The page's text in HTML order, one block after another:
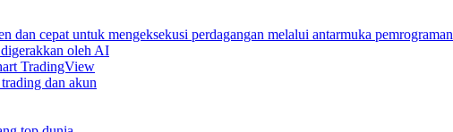
dan cepat untuk mengeksekusi perdagangan melalui antarmuka pemrograman
oleh AI
TradingView
dan akun